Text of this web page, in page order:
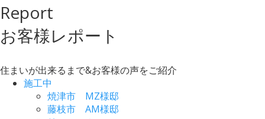
Report
お客様レポート
住まいが出来るまで&お客様の声をご紹介
施工中
焼津市 MZ様邸
藤枝市 AM様邸